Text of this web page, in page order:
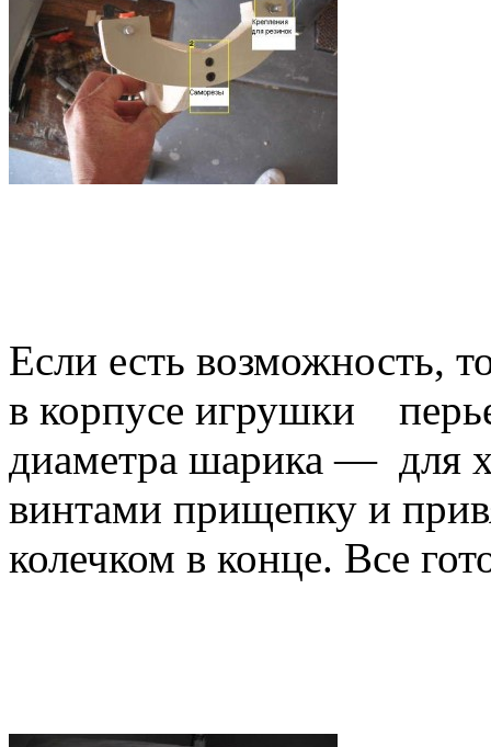
Если есть возможность,
в корпусе игрушки
диаметра шарика — для
винтами прищепку и
колечком в конце. Все